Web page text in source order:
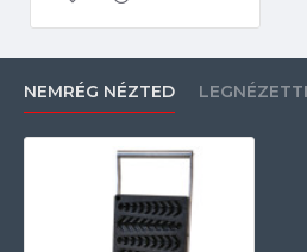
NEMRÉG NÉZTED